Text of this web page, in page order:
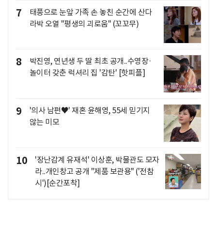
7
태풍으로 눈앞 가족 손 놓친 순간에 산다
라박 오열 "평생의 괴로움" (꼬꼬무)
8
박진영, 연년생 두 딸 최초 공개..수영장·
놀이터 갖춘 럭셔리 집 '감탄' [핫피플]
9
'의사 남편♥' 재혼 윤해영, 55세 믿기지
않는 미모
10
'장난감계 유재석' 이상훈, 박물관도 모자
라..개인창고 공개 "제품 보관용" ('전참
시')[순간포착]